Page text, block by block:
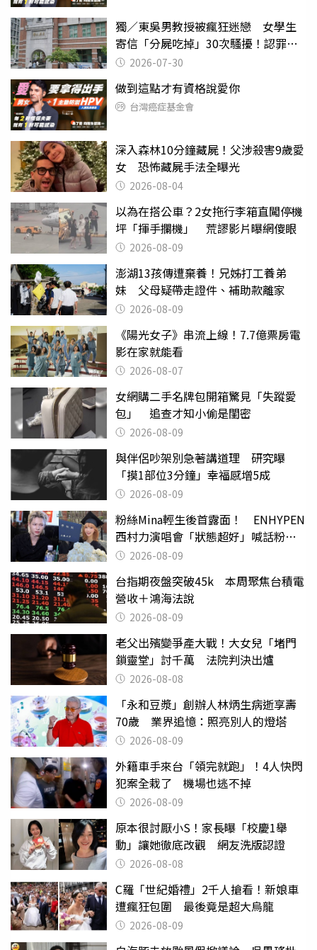
獨／東吳男教授被瘋狂迷戀 女學生
寄信「分屍吃掉」30次騷擾！認罪免
關 2026-07-30
做到這點才有資格說愛你
台灣癌症基金會
深入森林10分鐘藏屍！父涉殺害9歲愛
女 恐怖藏屍手法全曝光
2026-08-04
以為在搭公車？2女拖行李箱直闖停機
坪「揮手攔機」 荒謬影片曝網傻眼
2026-08-09
澎湖13孩傳遭棄養！兄姊打工養弟
妹 父母疑帶走證件、補助款離家
2026-08-09
《陽光女子》串流上線！7.7億票房電
影在家就能看
2026-08-07
女網購二手名牌包開箱驚見「失蹤愛
包」 追查才知小偷是閨密
2026-08-09
與伴侶吵架別急著講道理 研究曝
「摸1部位3分鐘」幸福感增5成
2026-08-09
粉絲Mina輕生後首露面！ ENHYPEN
西村力演唱會「狀態超好」喊話粉
絲：我們心意相通
2026-08-09
台指期夜盤突破45k 本周聚焦台積電
營收＋鴻海法說
2026-08-09
老父出殯變爭產大戰！大女兒「堵門
鎖靈堂」討千萬 法院判決出爐
2026-08-08
「永和豆漿」創辦人林炳生病逝享壽
70歲 業界追憶：照亮別人的燈塔
2026-08-09
外籍車手來台「領完就跑」！4人快閃
犯案全栽了 機場也逃不掉
2026-08-09
原本很討厭小S！家長曝「校慶1舉
動」讓她徹底改觀 網友洗版認證
2026-08-08
C羅「世紀婚禮」2千人搶看！新娘車
遭瘋狂包圍 最後竟是超大烏龍
2026-08-09